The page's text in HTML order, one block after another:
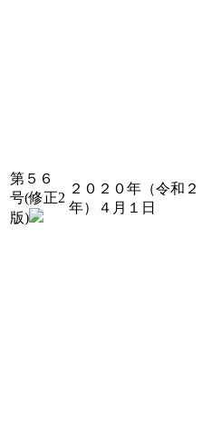
第５６
号(修正2
版)
２０２０年（令和２
年）４月１日